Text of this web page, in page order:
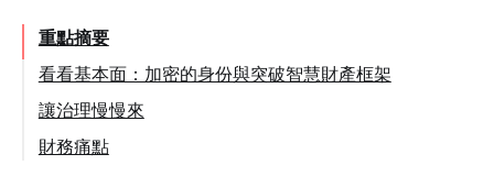
重點摘要
看看基本面：加密的身份與突破智慧財產框架
讓治理慢慢來
財務痛點